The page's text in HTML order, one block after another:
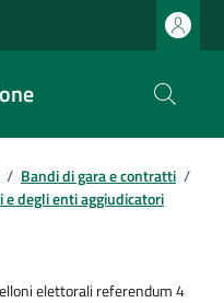
/ Bandi di gara e contratti /
degli enti aggiudicatori
elettorali referendum 4